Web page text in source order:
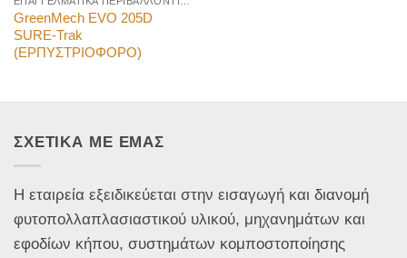
GreenMech EVO 205D
SURE-Trak
(ΕΡΠΥΣΤΡΙΟΦΟΡΟ)
ΣΧΕΤΙΚΑ ΜΕ ΕΜΑΣ
Η εταιρεία εξειδικεύεται στην εισαγωγή και διανομή
φυτοπολλαπλασιαστικού υλικού, μηχανημάτων και
εφοδίων κήπου, συστημάτων κομποστοποίησης